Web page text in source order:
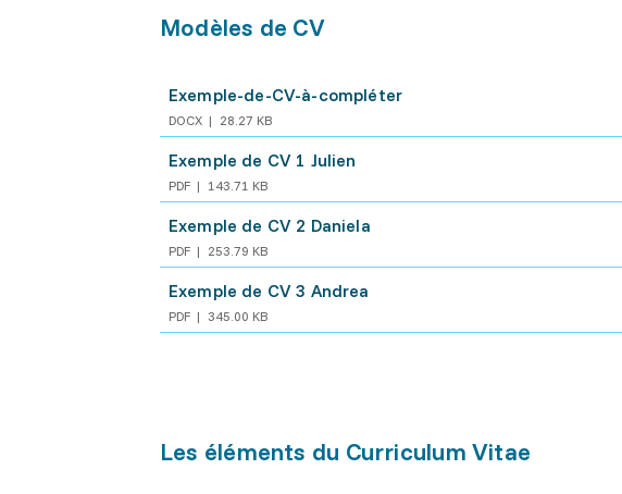
Modèles de CV
Exemple-de-CV-à-compléter
DOCX 28.27 KB
Exemple de CV 1 Julien
PDF 143.71 KB
Exemple de CV 2 Daniela
PDF 253.79 KB
Exemple de CV 3 Andrea
PDF 345.00 KB
Les éléments du Curriculum Vitae